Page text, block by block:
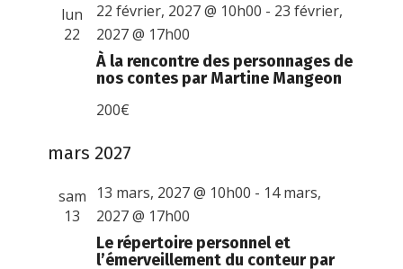
lun
22
À la rencontre des personnages de
nos contes par Martine Mangeon
22 février, 2027 @ 10h00 - 23 février,
2027 @ 17h00
200€
mars 2027
sam
13
Le répertoire personnel et
l’émerveillement du conteur par
13 mars, 2027 @ 10h00 - 14 mars,
2027 @ 17h00